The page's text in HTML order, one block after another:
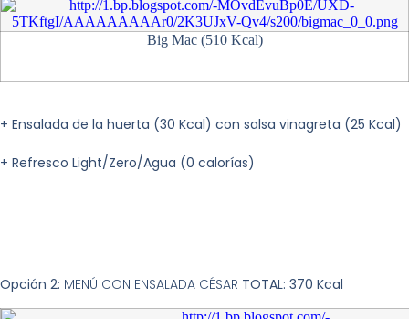
Big Mac (510 Kcal)
+ Ensalada de la huerta (30 Kcal) con salsa vinagreta (25 Kcal)
+ Refresco Light/Zero/Agua (0 calorías)
Opción 2: MENÚ CON ENSALADA CÉSAR TOTAL: 370 Kcal